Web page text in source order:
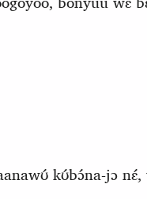
kʊ́bɔ́na-jɔ